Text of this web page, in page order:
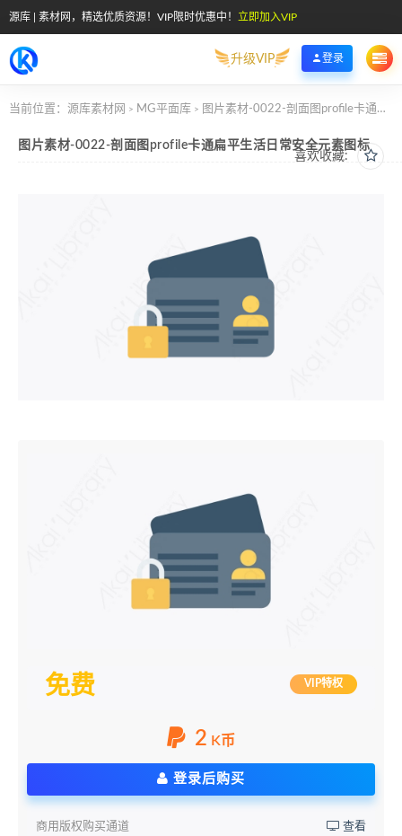
源库 | 素材网，精选优质资源！VIP限时优惠中！ 立即加入VIP
升级VIP 登录
当前位置： 源库素材网 > MG平面库 > 图片素材-0022-剖面图profile卡通扁平生活日常安全元素图标
喜欢收藏:
图片素材-0022-剖面图profile卡通扁平生活日常安全元素图标
免费 VIP特权
2 K币
登录后购买
商用版权购买通道 查看